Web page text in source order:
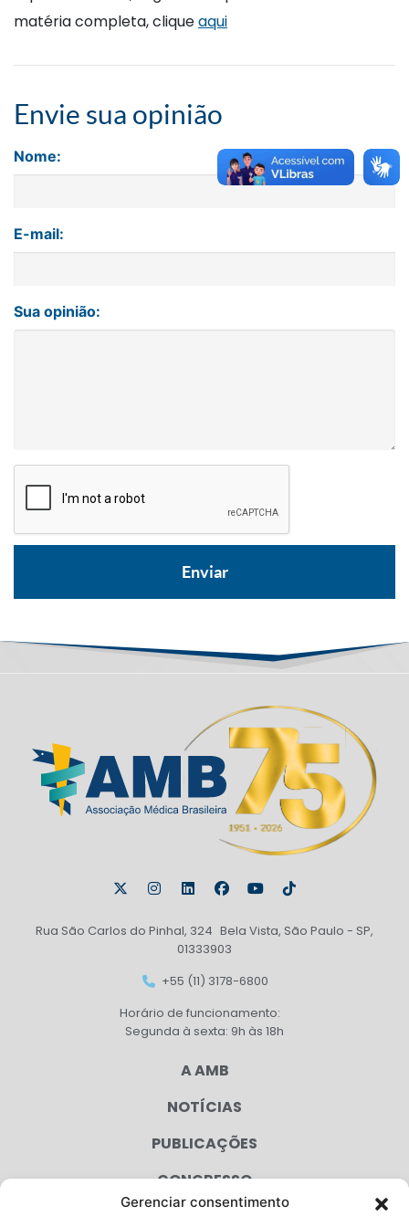
Gerenciar consentimento
matéria completa, cliqueaqui
Envie sua opinião
Nome:
E-mail:
Sua opinião:
Rua São Carlos do Pinhal, 324 Bela Vista, São Paulo - SP,
01333903
+55 (11) 3178-6800
Horário de funcionamento:
Segunda à sexta: 9h às 18h
A AMB
NOTÍCIAS
PUBLICAÇÕES
CONGRESSO